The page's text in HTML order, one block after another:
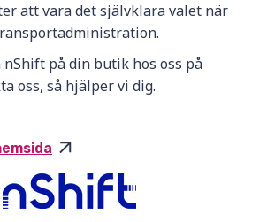
att vara det självklara valet när
på din butik hos oss på
oss, så hjälper vi dig.